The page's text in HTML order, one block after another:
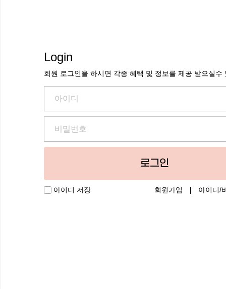
Login
회원 로그인을 하시면 각종 혜택 및 정보를 제공 받으실수
로그인
아이디 저장 회원가입 아이디/